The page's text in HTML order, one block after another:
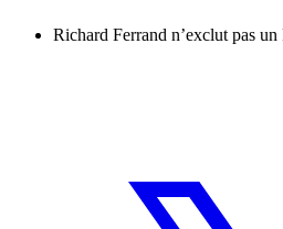
Richard Ferrand n’exclut pas